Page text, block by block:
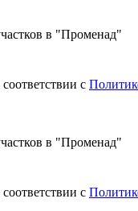
в "Променад"
с
в "Променад"
с